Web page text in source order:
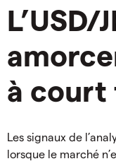
à court
Les signaux de
lorsque le marché